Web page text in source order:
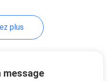
plus
message